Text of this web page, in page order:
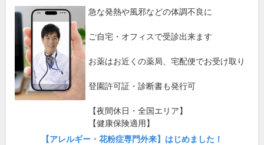
急な発熱や風邪などの体調不良に
ご自宅・オフィスで受診出来ます
お薬はお近くの薬局、宅配便でお受け取り
登園許可証・診断書も発行可
【夜間休日・全国エリア】
【健康保険適用】
【アレルギー・花粉症専門外来】はじめました！